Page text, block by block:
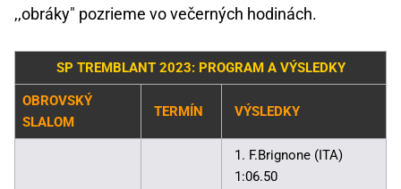
,,obráky" pozrieme vo večerných hodinách.
SP TREMBLANT 2023: PROGRAM A VÝSLEDKY
OBROVSKÝ
SLALOM
TERMÍN VÝSLEDKY
1. F.Brignone (ITA)
1:06.50